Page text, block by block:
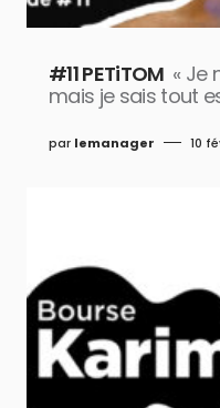
#11 PETiTOM « Je
mais je sais tout
par lemanager 10